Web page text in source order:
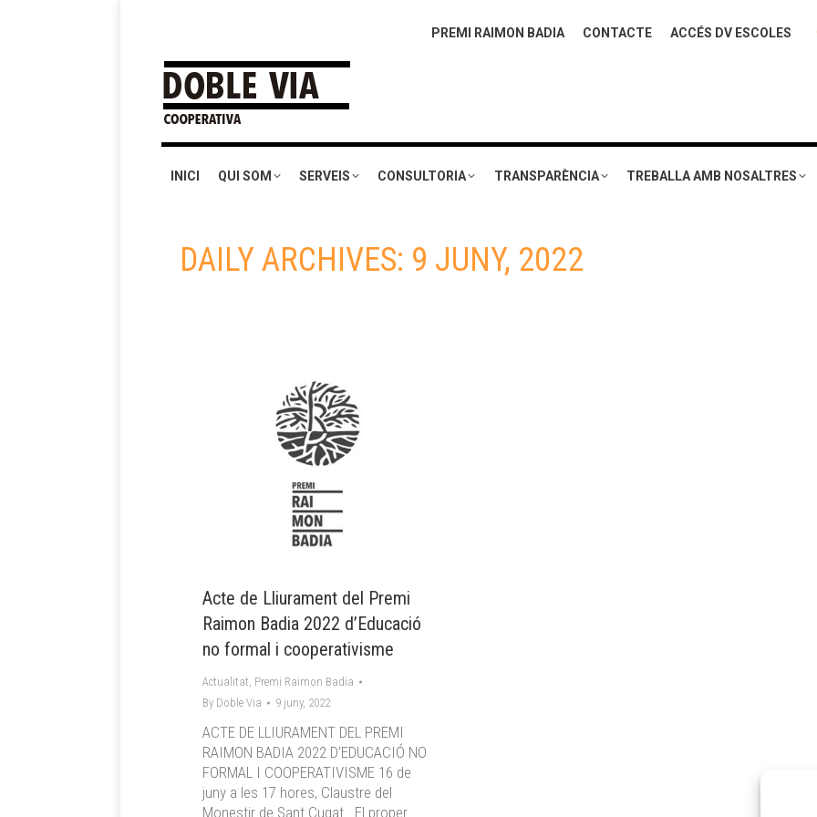
PREMI RAIMON BADIA CONTACTE ACCÉS DV ESCOLES
INICI QUI SOM SERVEIS CONSULTORIA TRANSPARÈNCIA TREBALLA AMB NOSALTRES
DAILY ARCHIVES: 9 JUNY, 2022
Acte de Lliurament del Premi
Raimon Badia 2022 d’Educació
no formal i cooperativisme
Actualitat, Premi Raimon Badia
By Doble Via 9 juny, 2022
ACTE DE LLIURAMENT DEL PREMI
RAIMON BADIA 2022 D’EDUCACIÓ NO
FORMAL I COOPERATIVISME 16 de
juny a les 17 hores, Claustre del
Monestir de Sant Cugat El proper